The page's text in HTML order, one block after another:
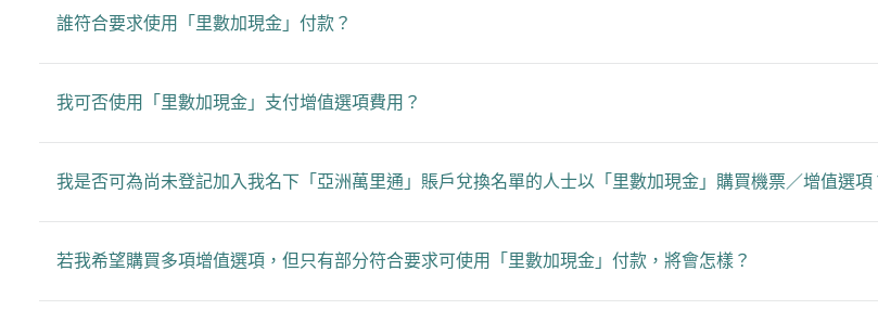
誰符合要求使用「里數加現金」付款？
我可否使用「里數加現金」支付增值選項費用？
我是否可為尚未登記加入我名下「亞洲萬里通」賬戶兌換名單的人士以「里數加現金」購買機票／增值選項
若我希望購買多項增值選項，但只有部分符合要求可使用「里數加現金」付款，將會怎樣？